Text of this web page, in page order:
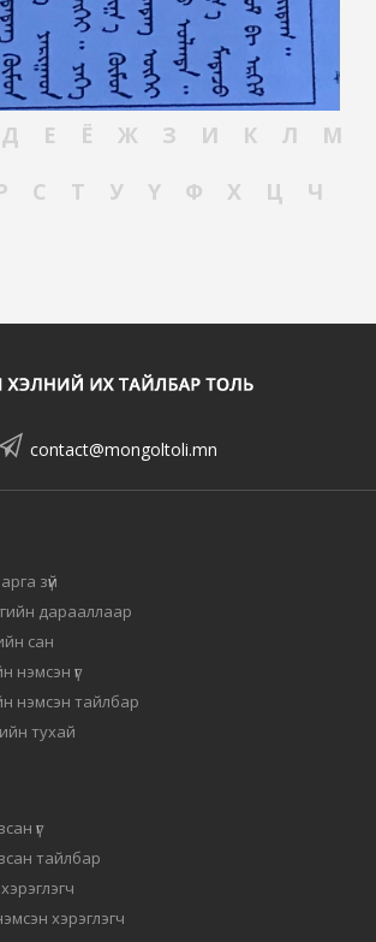
Д Е Ё Ж З И К Л
М
С Т У Ү Ф Х Ц
Ч
contact@mongoltoli.mn
зүй
дарааллаар
сан
нэмсэн үг
нэмсэн тайлбар
тухай
үг
тайлбар
хэрэглэгч